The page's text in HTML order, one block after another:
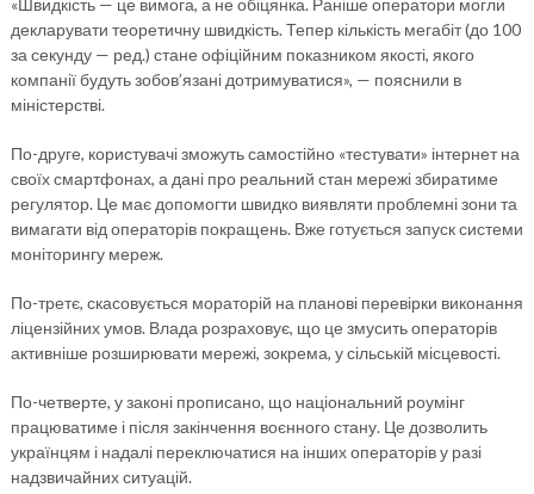
декларувати теоретичну швидкість. Тепер кількість мегабіт (до 100
за секунду — ред.) стане офіційним показником якості, якого
компанії будуть зобов’язані дотримуватися», — пояснили в
міністерстві.
По-друге, користувачі зможуть самостійно «тестувати» інтернет на
своїх смартфонах, а дані про реальний стан мережі збиратиме
регулятор. Це має допомогти швидко виявляти проблемні зони та
вимагати від операторів покращень. Вже готується запуск системи
моніторингу мереж.
По-третє, скасовується мораторій на планові перевірки виконання
ліцензійних умов. Влада розраховує, що це змусить операторів
активніше розширювати мережі, зокрема, у сільській місцевості.
По-четверте, у законі прописано, що національний роумінг
працюватиме і після закінчення воєнного стану. Це дозволить
українцям і надалі переключатися на інших операторів у разі
надзвичайних ситуацій.